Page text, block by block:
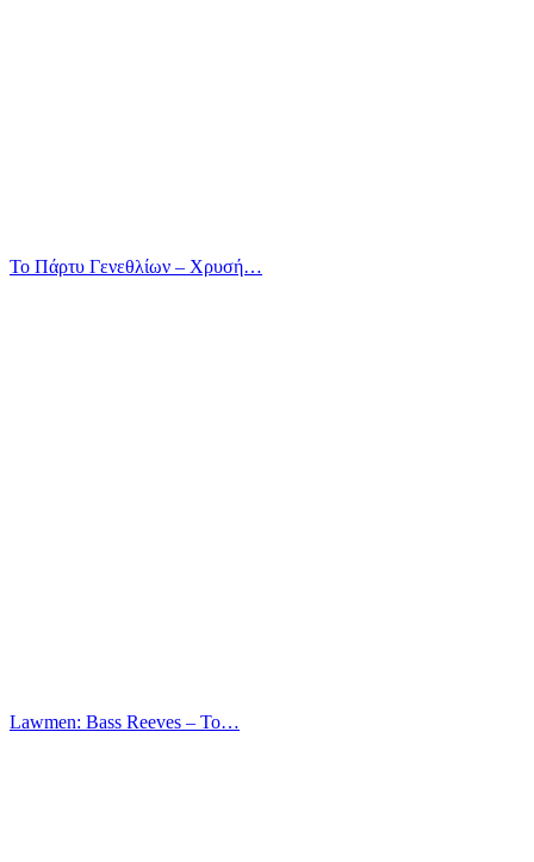
Το Πάρτυ Γενεθλίων – Χρυσή…
Lawmen: Bass Reeves – Το…